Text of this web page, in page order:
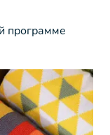
программе